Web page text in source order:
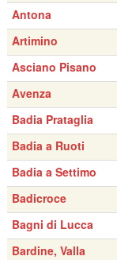
Antona
Artimino
Asciano Pisano
Avenza
Badia Prataglia
Badia a Ruoti
Badia a Settimo
Badicroce
Bagni di Lucca
Bardine, Valla